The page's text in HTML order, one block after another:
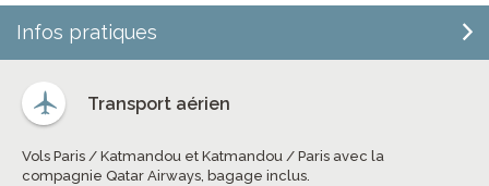
Infos pratiques
Transport aérien
Vols Paris / Katmandou et Katmandou / Paris avec la
compagnie Qatar Airways, bagage inclus.